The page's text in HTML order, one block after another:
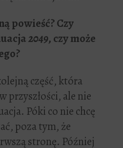
ąpowieść? Czy
2049, czy może
część, która
przyszłości, ale nie
Póki co nie chcę
poza tym, że
stronę. Później